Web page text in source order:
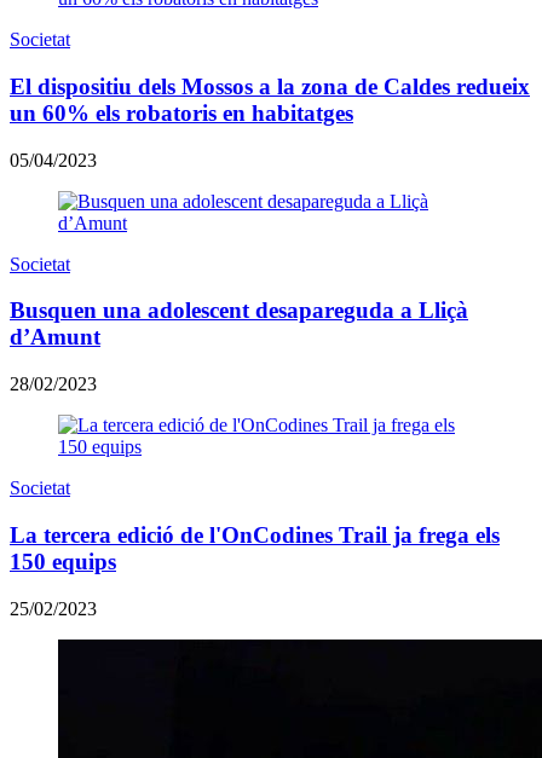
Societat
​El dispositiu dels Mossos a la zona de Caldes redueix
un 60% els robatoris en habitatges
05/04/2023
Societat
​Busquen una adolescent desapareguda a Lliçà
d’Amunt
28/02/2023
Societat
​La tercera edició de l'OnCodines Trail ja frega els
150 equips
25/02/2023